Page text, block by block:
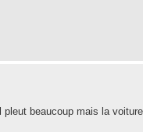
beaucoup mais la